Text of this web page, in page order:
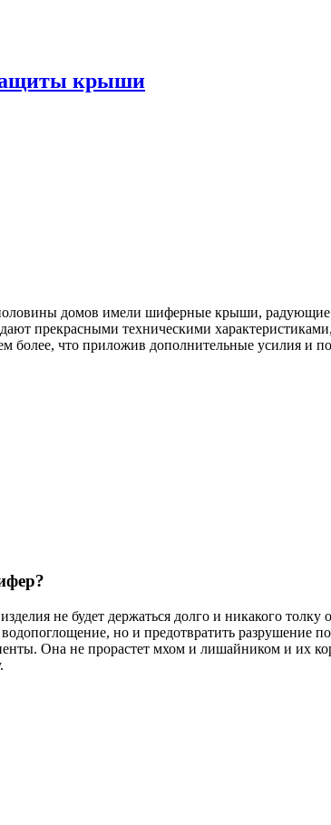
крыши
половины домов имели шиферные крыши,
прекрасными техническими
более, что приложив дополнительные усилия и
не будет держаться долго и никакого толку
но и предотвратить разрушение
Она не прорастет мхом и лишайником и их